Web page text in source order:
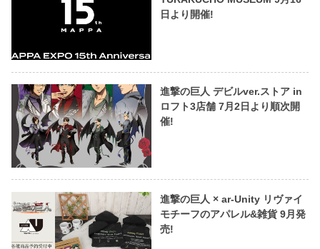
日より開催!
進撃の巨人 デビルver.ストア in
ロフト3店舗 7月2日より順次開
催!
進撃の巨人 × ar-Unity リヴァイ
モチーフのアパレル&雑貨 9月発
売!